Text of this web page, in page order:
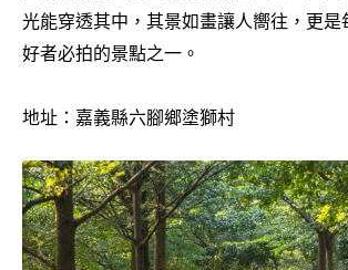
光能穿透其中，其景如畫讓人嚮往，更是
好者必拍的景點之一。
地址：嘉義縣六腳鄉塗獅村